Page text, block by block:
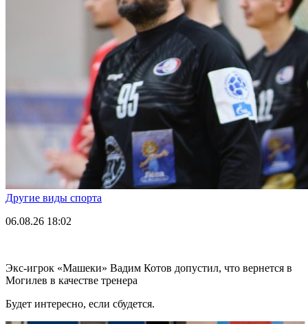
Другие виды спорта
06.08.26 18:02
Экс-игрок «Машеки» Вадим Котов допустил, что вернется в
Могилев в качестве тренера
Будет интересно, если сбудется.